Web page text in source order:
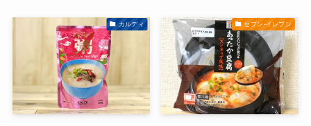
カルディ セブン-イレブン